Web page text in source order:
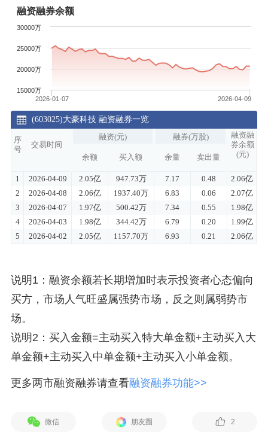
说明1：融资余额若长期增加时表示投资者心态偏向
买方，市场人气旺盛属强势市场，反之则属弱势市
场。
说明2：买入金额=主动买入特大单金额+主动买入大
单金额+主动买入中单金额+主动买入小单金额。
更多两市融资融券请查看融资融券功能>>
微信 朋友圈 2